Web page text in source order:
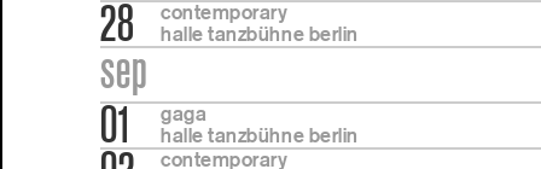
28
contemporary
halle tanzbühne berlin
sep
01
gaga
halle tanzbühne berlin
contemporary